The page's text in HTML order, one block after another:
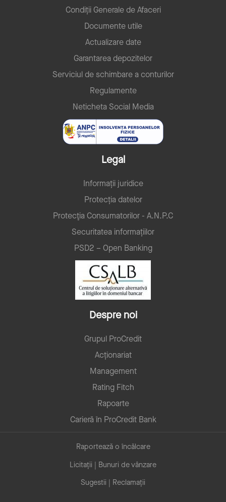
Condiții Generale de Afaceri
Documente utile
Actualizare date
Garantarea depozitelor
Serviciul de schimbare a conturilor
Regulamente
Neticheta Social Media
Legal
Informații juridice
Protecția datelor
Protecţia Consumatorilor - A.N.P.C
Securitatea informațiilor
PSD2 – Open Banking
Despre noi
Grupul ProCredit
Acționariat
Management
Rating Fitch
Rapoarte
Carieră în ProCredit Bank
Raportează o încălcare
Licitații | Bunuri de vânzare
Sugestii | Reclamații